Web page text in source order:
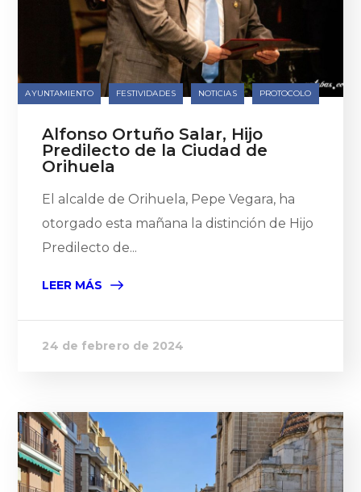
AYUNTAMIENTO FESTIVIDADES NOTICIAS PROTOCOLO
Alfonso Ortuño Salar, Hijo
Predilecto de la Ciudad de
Orihuela
El alcalde de Orihuela, Pepe Vegara, ha
otorgado esta mañana la distinción de Hijo
Predilecto de...
LEER MÁS
24 de febrero de 2024